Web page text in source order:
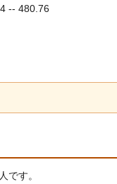
-- 480.76
人です。